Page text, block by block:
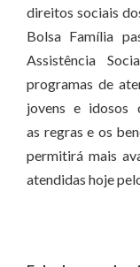
direitos sociais
Bolsa Família
Assistência
programas de
jovens e idosos
as regras e os
permitirá mais
atendidas hoje